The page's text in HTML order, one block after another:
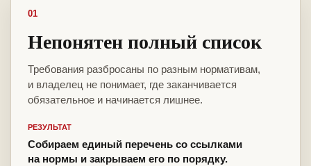
01
Непонятен полный список
Требования разбросаны по разным нормативам,
и владелец не понимает, где заканчивается
обязательное и начинается лишнее.
РЕЗУЛЬТАТ
Собираем единый перечень со ссылками
на нормы и закрываем его по порядку.